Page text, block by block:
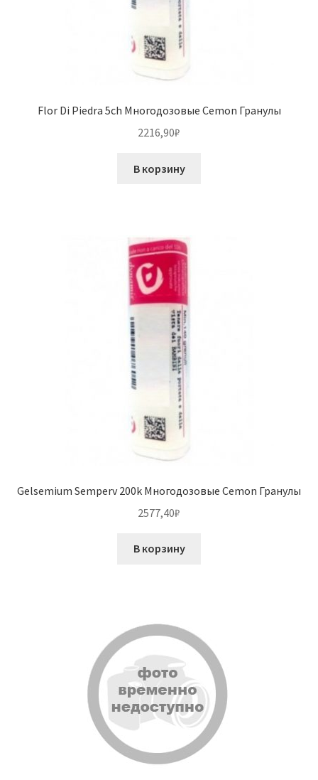
Flor Di Piedra 5ch Многодозовые Cemon Гранулы
2216,90₽
В корзину
Gelsemium Semperv 200k Многодозовые Cemon Гранулы
2577,40₽
В корзину